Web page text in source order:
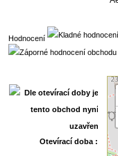
Hodnocení
Otevírací doba :